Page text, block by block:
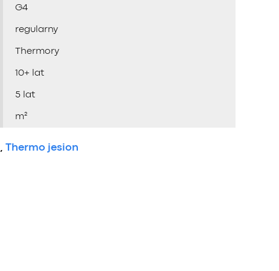
G4
regularny
Thermory
10+ lat
5 lat
m²
, Thermo jesion